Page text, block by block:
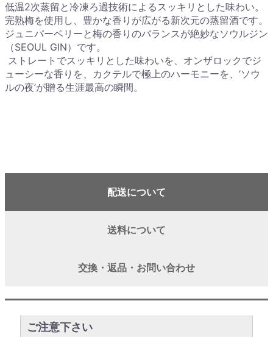
低温2次蒸留と冷凍ろ過技術によるスッキリとした味わい。
完熟梅を使用し、豊かな香りが広がる新次元の蒸留酒です。
ジュニパーベリーと梅の香りのバランスが絶妙なソウルジン
（SEOUL GIN）です。
ストレートでスッキリとした味わいを、オンザロックでジ
ューシーな香りを、カクテルで極上のハーモニーを、‘ソウ
ルの夜’が贈る生涯最高の瞬間。
配送について
送料について
交換・返品・お問い合わせ
ご注意下さい